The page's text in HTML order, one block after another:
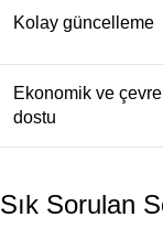
Kolay güncelleme
Ekonomik ve çevre
dostu
Sık Sorulan